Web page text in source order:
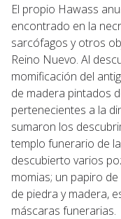
El propio Hawass
encontrado en la
sarcófagos y otros
Reino Nuevo. Al
momificación del
de madera pintados
pertenecientes a la
sumaron los
templo funerario de
descubierto varios
momias; un papiro
de piedra y madera,
máscaras funerarias.